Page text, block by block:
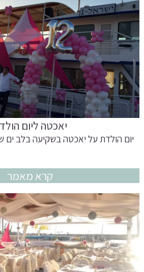
יאכטה ליום
יום הולדת על יאכטה בשקיעה בלב ים
קרא מאמר